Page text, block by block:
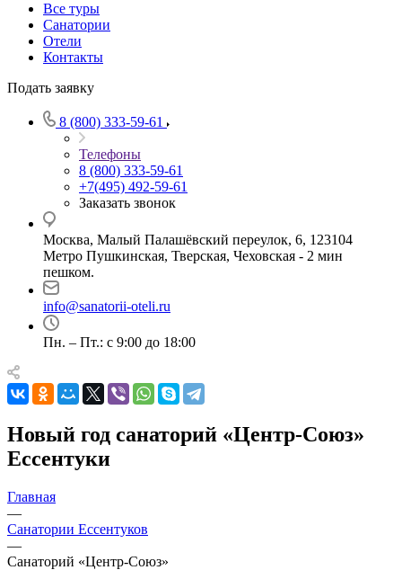
Все туры
Санатории
Отели
Контакты
Подать заявку
8 (800) 333-59-61
Телефоны
8 (800) 333-59-61
+7(495) 492-59-61
Заказать звонок
Москва, Малый Палашёвский переулок, 6, 123104
Метро Пушкинская, Тверская, Чеховская - 2 мин
пешком.
info@sanatorii-oteli.ru
Пн. – Пт.: с 9:00 до 18:00
Новый год санаторий «Центр-Союз»
Ессентуки
Главная
—
Санатории Ессентуков
—
Санаторий «Центр-Союз»